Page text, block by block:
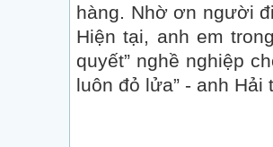
hàng. Nhờ ơn người
Hiện tại, anh em
quyết” nghề nghiệp
luôn đỏ lửa” - anh Hải